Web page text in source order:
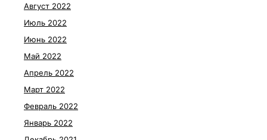
Август 2022
Июль 2022
Июнь 2022
Май 2022
Апрель 2022
Март 2022
Февраль 2022
Январь 2022